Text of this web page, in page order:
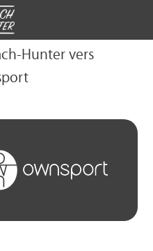
Hunter vers